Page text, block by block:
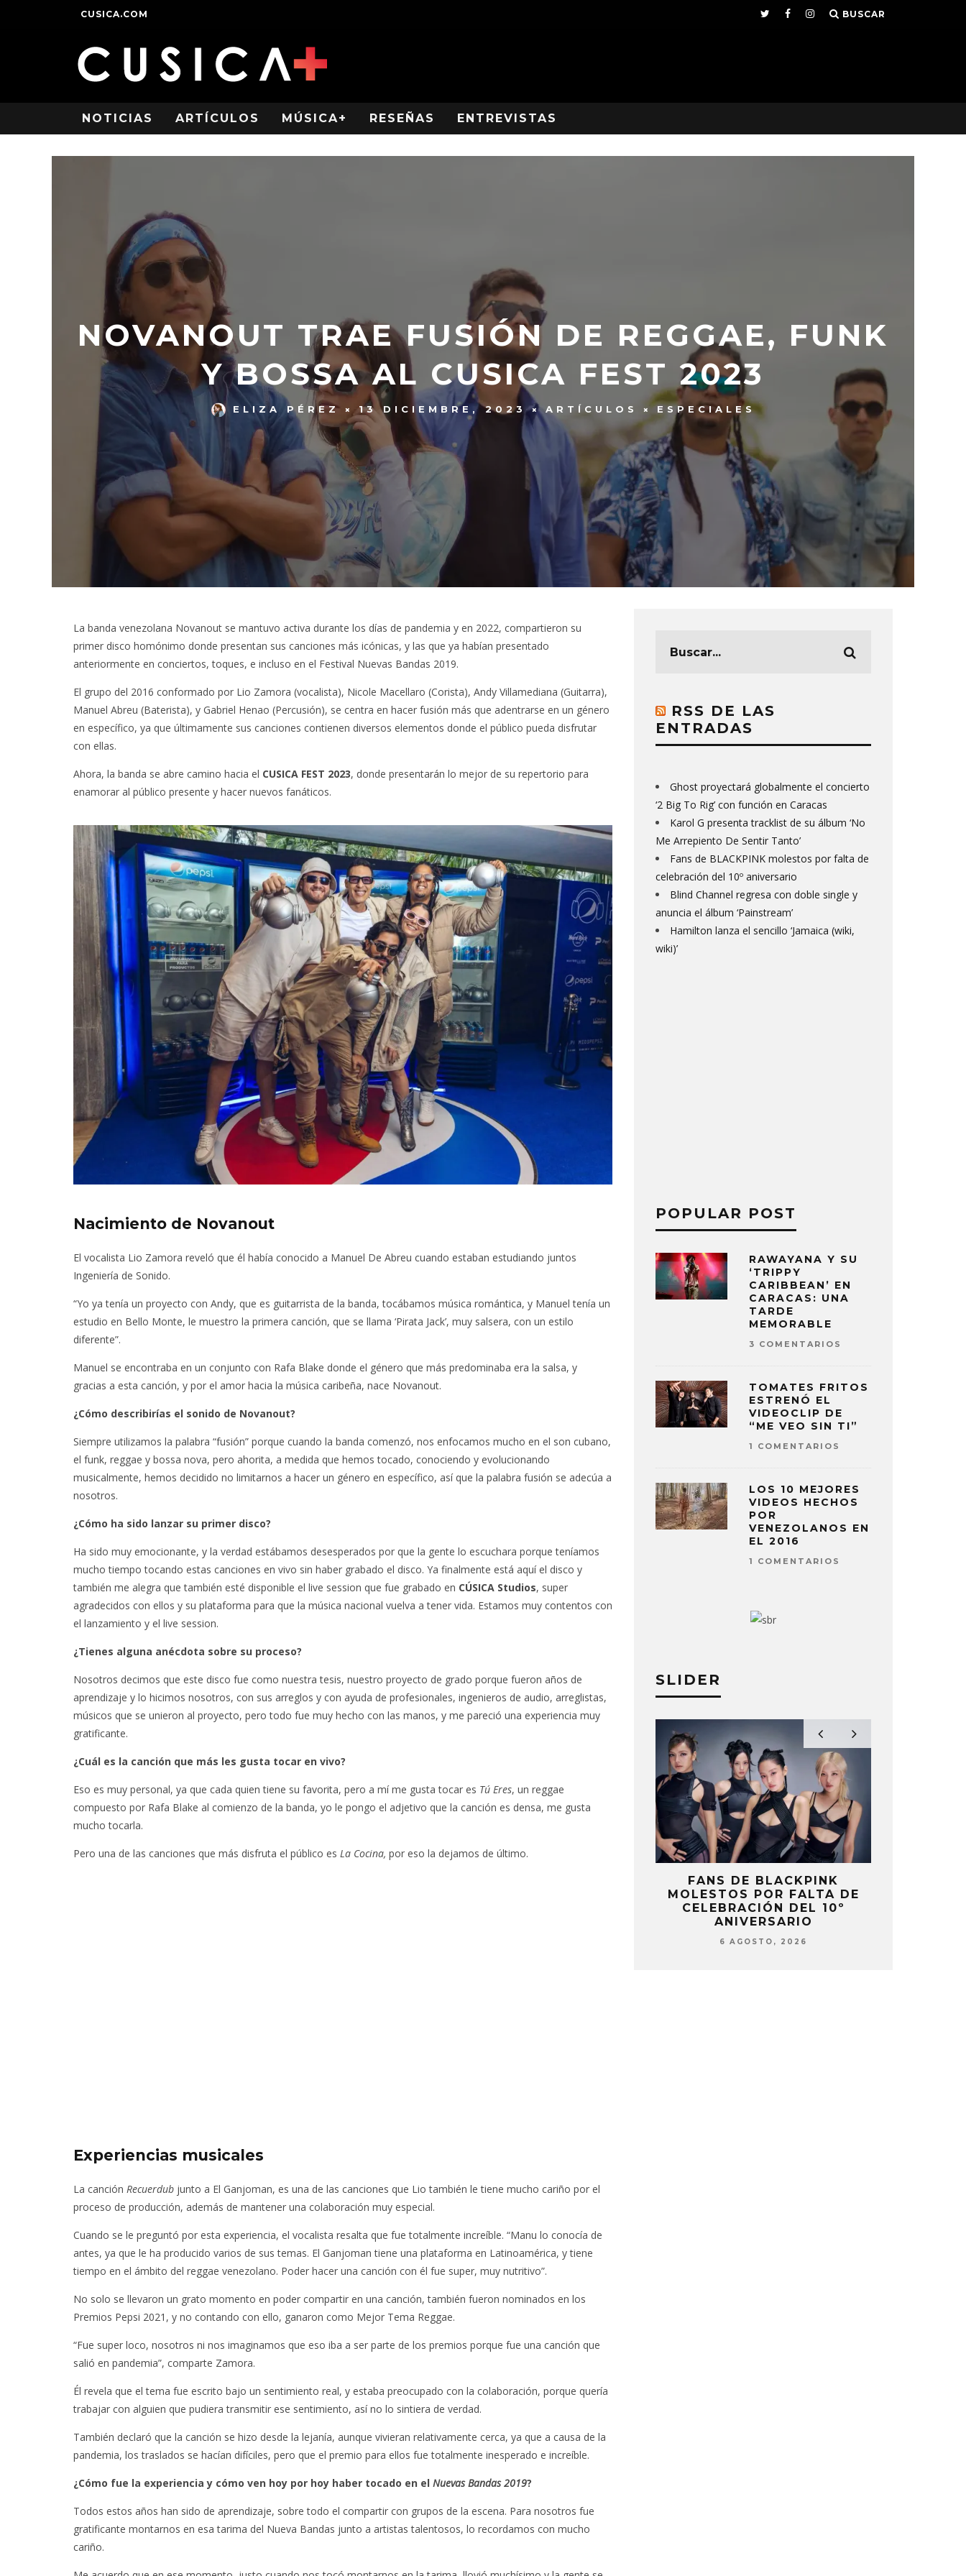
CUSICA.COM BUSCAR
NOTICIAS ARTÍCULOS MÚSICA+ RESEÑAS ENTREVISTAS
NOVANOUT TRAE FUSIÓN DE REGGAE, FUNK
Y BOSSA AL CUSICA FEST 2023
ELIZA PÉREZ 13 DICIEMBRE, 2023 ARTÍCULOS ESPECIALES
La banda venezolana Novanout se mantuvo activa durante los días de pandemia y en 2022, compartieron su
primer disco homónimo donde presentan sus canciones más icónicas, y las que ya habían presentado
anteriormente en conciertos, toques, e incluso en el Festival Nuevas Bandas 2019.
El grupo del 2016 conformado por Lio Zamora (vocalista), Nicole Macellaro (Corista), Andy Villamediana (Guitarra),
Manuel Abreu (Baterista), y Gabriel Henao (Percusión), se centra en hacer fusión más que adentrarse en un género
en específico, ya que últimamente sus canciones contienen diversos elementos donde el público pueda disfrutar
con ellas.
Ahora, la banda se abre camino hacia el CUSICA FEST 2023, donde presentarán lo mejor de su repertorio para
enamorar al público presente y hacer nuevos fanáticos.
Nacimiento de Novanout
El vocalista Lio Zamora reveló que él había conocido a Manuel De Abreu cuando estaban estudiando juntos
Ingeniería de Sonido.
“Yo ya tenía un proyecto con Andy, que es guitarrista de la banda, tocábamos música romántica, y Manuel tenía un
estudio en Bello Monte, le muestro la primera canción, que se llama ‘Pirata Jack’, muy salsera, con un estilo
diferente”.
Manuel se encontraba en un conjunto con Rafa Blake donde el género que más predominaba era la salsa, y
gracias a esta canción, y por el amor hacia la música caribeña, nace Novanout.
¿Cómo describirías el sonido de Novanout?
Siempre utilizamos la palabra “fusión” porque cuando la banda comenzó, nos enfocamos mucho en el son cubano,
el funk, reggae y bossa nova, pero ahorita, a medida que hemos tocado, conociendo y evolucionando
musicalmente, hemos decidido no limitarnos a hacer un género en específico, así que la palabra fusión se adecúa a
nosotros.
¿Cómo ha sido lanzar su primer disco?
Ha sido muy emocionante, y la verdad estábamos desesperados por que la gente lo escuchara porque teníamos
mucho tiempo tocando estas canciones en vivo sin haber grabado el disco. Ya finalmente está aquí el disco y
también me alegra que también esté disponible el live session que fue grabado en CÚSICA Studios, super
agradecidos con ellos y su plataforma para que la música nacional vuelva a tener vida. Estamos muy contentos con
el lanzamiento y el live session.
¿Tienes alguna anécdota sobre su proceso?
Nosotros decimos que este disco fue como nuestra tesis, nuestro proyecto de grado porque fueron años de
aprendizaje y lo hicimos nosotros, con sus arreglos y con ayuda de profesionales, ingenieros de audio, arreglistas,
músicos que se unieron al proyecto, pero todo fue muy hecho con las manos, y me pareció una experiencia muy
gratificante.
¿Cuál es la canción que más les gusta tocar en vivo?
Eso es muy personal, ya que cada quien tiene su favorita, pero a mí me gusta tocar es Tú Eres, un reggae
compuesto por Rafa Blake al comienzo de la banda, yo le pongo el adjetivo que la canción es densa, me gusta
mucho tocarla.
Pero una de las canciones que más disfruta el público es La Cocina, por eso la dejamos de último.
Experiencias musicales
La canción Recuerdub junto a El Ganjoman, es una de las canciones que Lio también le tiene mucho cariño por el
proceso de producción, además de mantener una colaboración muy especial.
Cuando se le preguntó por esta experiencia, el vocalista resalta que fue totalmente increíble. “Manu lo conocía de
antes, ya que le ha producido varios de sus temas. El Ganjoman tiene una plataforma en Latinoamérica, y tiene
tiempo en el ámbito del reggae venezolano. Poder hacer una canción con él fue super, muy nutritivo”.
No solo se llevaron un grato momento en poder compartir en una canción, también fueron nominados en los
Premios Pepsi 2021, y no contando con ello, ganaron como Mejor Tema Reggae.
“Fue super loco, nosotros ni nos imaginamos que eso iba a ser parte de los premios porque fue una canción que
salió en pandemia”, comparte Zamora.
Él revela que el tema fue escrito bajo un sentimiento real, y estaba preocupado con la colaboración, porque quería
trabajar con alguien que pudiera transmitir ese sentimiento, así no lo sintiera de verdad.
También declaró que la canción se hizo desde la lejanía, aunque vivieran relativamente cerca, ya que a causa de la
pandemia, los traslados se hacían difíciles, pero que el premio para ellos fue totalmente inesperado e increíble.
¿Cómo fue la experiencia y cómo ven hoy por hoy haber tocado en el Nuevas Bandas 2019?
Todos estos años han sido de aprendizaje, sobre todo el compartir con grupos de la escena. Para nosotros fue
gratificante montarnos en esa tarima del Nueva Bandas junto a artistas talentosos, lo recordamos con mucho
cariño.
RSS DE LAS
ENTRADAS
Ghost proyectará globalmente el concierto
‘2 Big To Rig’ con función en Caracas
Karol G presenta tracklist de su álbum ‘No
Me Arrepiento De Sentir Tanto’
Fans de BLACKPINK molestos por falta de
celebración del 10º aniversario
Blind Channel regresa con doble single y
anuncia el álbum ‘Painstream’
Hamilton lanza el sencillo ‘Jamaica (wiki,
wiki)’
POPULAR POST
RAWAYANA Y SU
‘TRIPPY
CARIBBEAN’ EN
CARACAS: UNA
TARDE
MEMORABLE
3 COMENTARIOS
TOMATES FRITOS
ESTRENÓ EL
VIDEOCLIP DE
“ME VEO SIN TI”
1 COMENTARIOS
LOS 10 MEJORES
VIDEOS HECHOS
POR
VENEZOLANOS EN
EL 2016
1 COMENTARIOS
SLIDER
FANS DE BLACKPINK
MOLESTOS POR FALTA DE
CELEBRACIÓN DEL 10º
ANIVERSARIO
6 AGOSTO, 2026